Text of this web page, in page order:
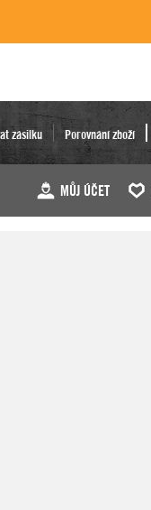
zásilku Porovnání zboží
MŮJ ÚČET